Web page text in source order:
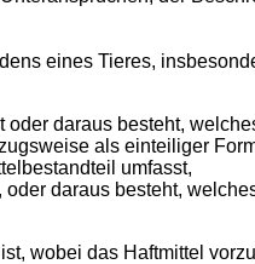
eines Tieres,
daraus besteht,
als einteiliger
umfasst,
daraus besteht,
wobei das Haftmittel